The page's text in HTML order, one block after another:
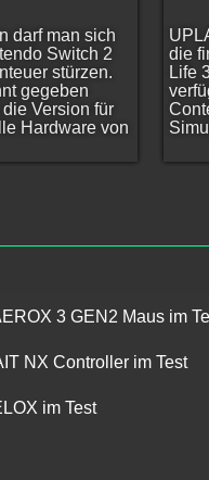
darf man sich
Switch 2
stürzen.
gegeben
Version für
Hardware von
die
Life
3 GEN2 Maus im
NX Controller im Test
im Test